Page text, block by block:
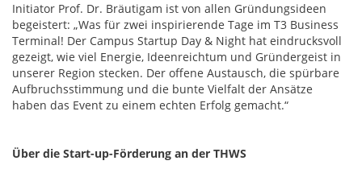
Initiator Prof. Dr. Bräutigam ist von allen Gründungsideen
begeistert: „Was für zwei inspirierende Tage im T3 Business
Terminal! Der Campus Startup Day & Night hat eindrucksvoll
gezeigt, wie viel Energie, Ideenreichtum und Gründergeist in
unserer Region stecken. Der offene Austausch, die spürbare
Aufbruchsstimmung und die bunte Vielfalt der Ansätze
haben das Event zu einem echten Erfolg gemacht.“
Über die Start-up-Förderung an der THWS